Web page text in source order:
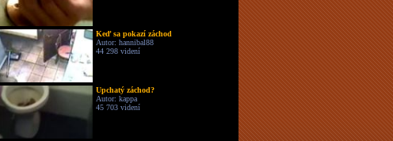
Keď sa pokazí záchod
Autor: hannibal88
44 298 videní
Upchatý záchod?
Autor: kappa
45 703 videní